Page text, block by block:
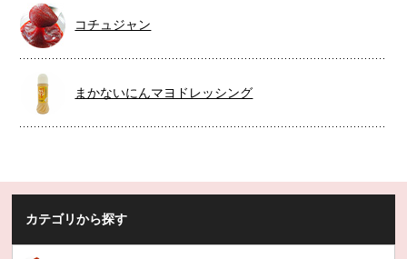
コチュジャン
まかないにんマヨドレッシング
カテゴリから探す